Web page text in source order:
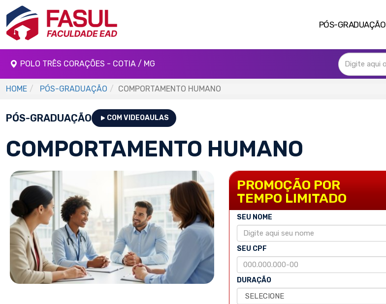
PÓS-GRADUAÇÃO
POLO TRÊS CORAÇÕES - COTIA / MG
HOME PÓS-GRADUAÇÃO COMPORTAMENTO HUMANO
PÓS-GRADUAÇÃO COM VIDEOAULAS
COMPORTAMENTO HUMANO
PROMOÇÃO POR
TEMPO LIMITADO
SEU NOME
SEU CPF
DURAÇÃO